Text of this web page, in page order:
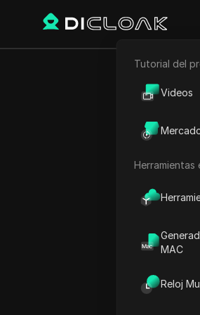
Tutorial del
Videos
Herramientas
MAC
Reloj